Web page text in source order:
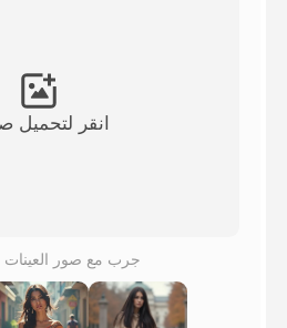
شاهد جميع
انقر لتحميل
جرب مع صور العينات